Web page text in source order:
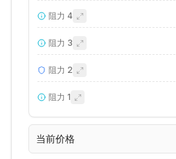
阻力 4
阻力 3
阻力 2
阻力 1
当前价格